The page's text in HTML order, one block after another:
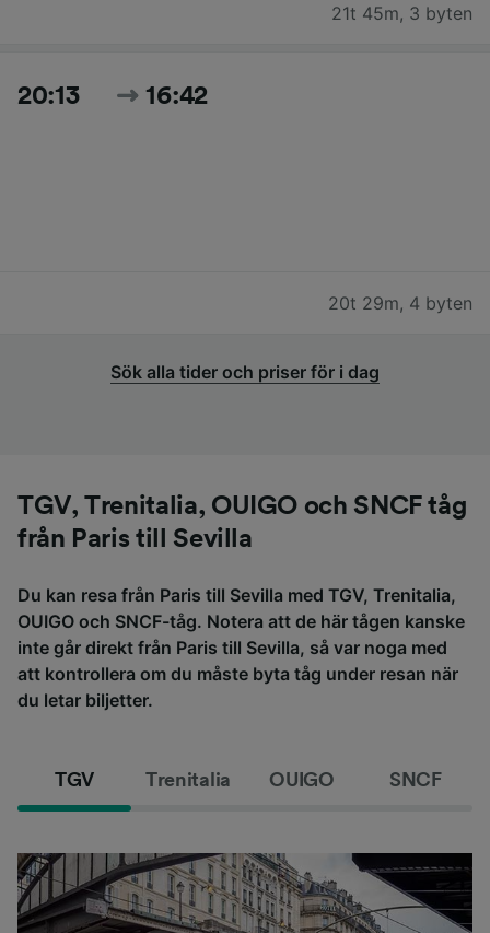
21t 45m, 3 byten
20:13 16:42
20t 29m, 4 byten
Sök alla tider och priser för i dag
TGV, Trenitalia, OUIGO och SNCF tåg
från Paris till Sevilla
Du kan resa från Paris till Sevilla med TGV, Trenitalia,
OUIGO och SNCF-tåg. Notera att de här tågen kanske
inte går direkt från Paris till Sevilla, så var noga med
att kontrollera om du måste byta tåg under resan när
du letar biljetter.
TGV Trenitalia OUIGO SNCF